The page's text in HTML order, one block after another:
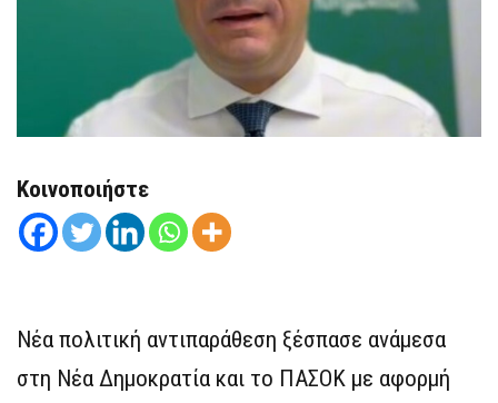
Κοινοποιήστε
Νέα πολιτική αντιπαράθεση ξέσπασε ανάμεσα
στη Νέα Δημοκρατία και το ΠΑΣΟΚ με αφορμή